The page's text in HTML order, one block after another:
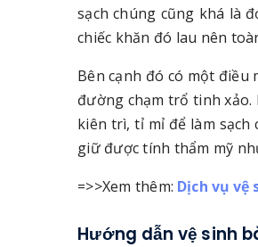
sạch chúng cũng khá là
chiếc khăn đó lau nên
Bên cạnh đó có một điều
đường chạm trổ tinh xảo.
kiên trì, tỉ mỉ để làm sạch
giữ được tính thẩm mỹ
=>>Xem thêm: Dịch vụ vệ
Hướng dẫn vệ sinh